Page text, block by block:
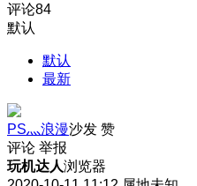
评论84
默认
默认
最新
PS灬浪漫沙发 赞
评论 举报
玩机达人浏览器